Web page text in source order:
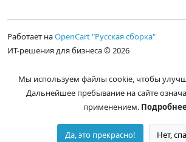
Работает наOpenCart "Русская сборка"
ИТ-решения для бизнеса © 2026
Мы используем файлы cookie, чтобы
Дальнейшее пребывание на сайте
применением. Подробнее
Да, это прекрасно! Нет,